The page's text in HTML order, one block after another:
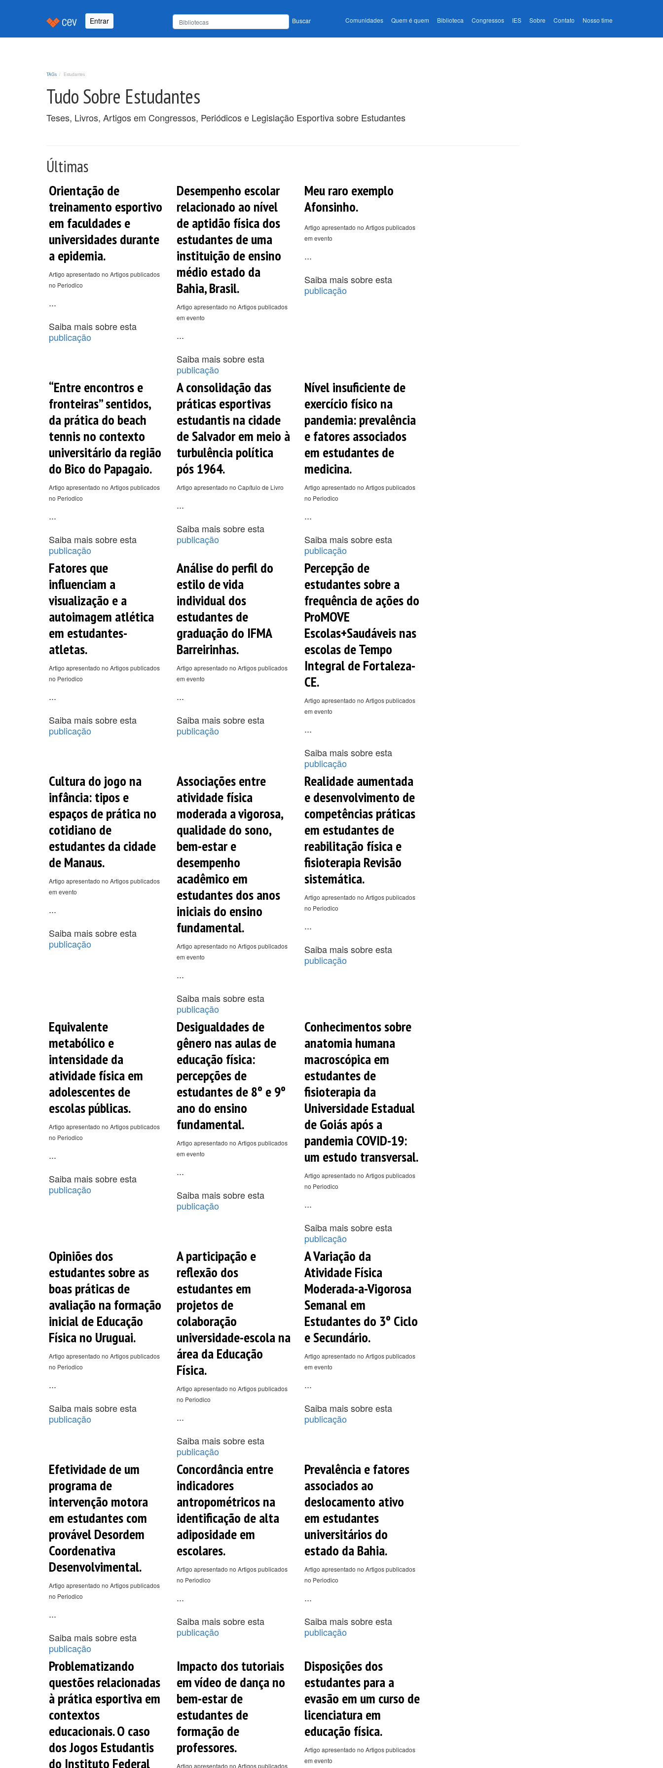
Entrar Buscar Comunidades Quem é quem Biblioteca Congressos IES Sobre Contato Nosso time
TAGs Estudantes
Tudo Sobre Estudantes
Teses, Livros, Artigos em Congressos, Periódicos e Legislação Esportiva sobre Estudantes
Últimas
Orientação de
treinamento esportivo
em faculdades e
universidades durante
a epidemia.
Artigo apresentado no Artigos publicados
no Periodico
...
Saiba mais sobre esta
publicação
Desempenho escolar
relacionado ao nível
de aptidão física dos
estudantes de uma
instituição de ensino
médio estado da
Bahia, Brasil.
Artigo apresentado no Artigos publicados
em evento
...
Saiba mais sobre esta
publicação
Meu raro exemplo
Afonsinho.
Artigo apresentado no Artigos publicados
em evento
...
Saiba mais sobre esta
publicação
“Entre encontros e
fronteiras” sentidos,
da prática do beach
tennis no contexto
universitário da região
do Bico do Papagaio.
Artigo apresentado no Artigos publicados
no Periodico
...
Saiba mais sobre esta
publicação
A consolidação das
práticas esportivas
estudantis na cidade
de Salvador em meio à
turbulência política
pós 1964.
Artigo apresentado no Capítulo de Livro
...
Saiba mais sobre esta
publicação
Nível insuficiente de
exercício físico na
pandemia: prevalência
e fatores associados
em estudantes de
medicina.
Artigo apresentado no Artigos publicados
no Periodico
...
Saiba mais sobre esta
publicação
Fatores que
influenciam a
visualização e a
autoimagem atlética
em estudantes-
atletas.
Artigo apresentado no Artigos publicados
no Periodico
...
Saiba mais sobre esta
publicação
Análise do perfil do
estilo de vida
individual dos
estudantes de
graduação do IFMA
Barreirinhas.
Artigo apresentado no Artigos publicados
em evento
...
Saiba mais sobre esta
publicação
Percepção de
estudantes sobre a
frequência de ações do
ProMOVE
Escolas+Saudáveis nas
escolas de Tempo
Integral de Fortaleza-
CE.
Artigo apresentado no Artigos publicados
em evento
...
Saiba mais sobre esta
publicação
Cultura do jogo na
infância: tipos e
espaços de prática no
cotidiano de
estudantes da cidade
de Manaus.
Artigo apresentado no Artigos publicados
em evento
...
Saiba mais sobre esta
publicação
Associações entre
atividade física
moderada a vigorosa,
qualidade do sono,
bem-estar e
desempenho
acadêmico em
estudantes dos anos
iniciais do ensino
fundamental.
Artigo apresentado no Artigos publicados
em evento
...
Saiba mais sobre esta
publicação
Realidade aumentada
e desenvolvimento de
competências práticas
em estudantes de
reabilitação física e
fisioterapia Revisão
sistemática.
Artigo apresentado no Artigos publicados
no Periodico
...
Saiba mais sobre esta
publicação
Equivalente
metabólico e
intensidade da
atividade física em
adolescentes de
escolas públicas.
Artigo apresentado no Artigos publicados
no Periodico
...
Saiba mais sobre esta
publicação
Desigualdades de
gênero nas aulas de
educação física:
percepções de
estudantes de 8º e 9º
ano do ensino
fundamental.
Artigo apresentado no Artigos publicados
em evento
...
Saiba mais sobre esta
publicação
Conhecimentos sobre
anatomia humana
macroscópica em
estudantes de
fisioterapia da
Universidade Estadual
de Goiás após a
pandemia COVID-19:
um estudo transversal.
Artigo apresentado no Artigos publicados
no Periodico
...
Saiba mais sobre esta
publicação
Opiniões dos
estudantes sobre as
boas práticas de
avaliação na formação
inicial de Educação
Física no Uruguai.
Artigo apresentado no Artigos publicados
no Periodico
...
Saiba mais sobre esta
publicação
A participação e
reflexão dos
estudantes em
projetos de
colaboração
universidade-escola na
área da Educação
Física.
Artigo apresentado no Artigos publicados
no Periodico
...
Saiba mais sobre esta
publicação
A Variação da
Atividade Física
Moderada-a-Vigorosa
Semanal em
Estudantes do 3º Ciclo
e Secundário.
Artigo apresentado no Artigos publicados
em evento
...
Saiba mais sobre esta
publicação
Efetividade de um
programa de
intervenção motora
em estudantes com
provável Desordem
Coordenativa
Desenvolvimental.
Artigo apresentado no Artigos publicados
no Periodico
...
Saiba mais sobre esta
publicação
Concordância entre
indicadores
antropométricos na
identificação de alta
adiposidade em
escolares.
Artigo apresentado no Artigos publicados
no Periodico
...
Saiba mais sobre esta
publicação
Prevalência e fatores
associados ao
deslocamento ativo
em estudantes
universitários do
estado da Bahia.
Artigo apresentado no Artigos publicados
no Periodico
...
Saiba mais sobre esta
publicação
Problematizando
questões relacionadas
à prática esportiva em
contextos
educacionais. O caso
dos Jogos Estudantis
do Instituto Federal
Impacto dos tutoriais
em vídeo de dança no
bem-estar de
estudantes de
formação de
professores.
Artigo apresentado no Artigos publicados
Disposições dos
estudantes para a
evasão em um curso de
licenciatura em
educação física.
Artigo apresentado no Artigos publicados
em evento